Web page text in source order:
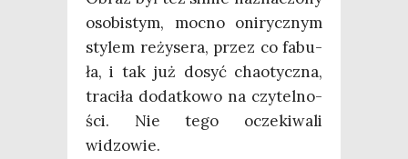
oso­bi­stym, moc­no oni­rycz­nym
sty­lem reży­se­ra, przez co fabu­
ła, i tak już dosyć cha­otycz­na,
tra­ci­ła dodat­ko­wo na czy­tel­no­
ści. Nie tego ocze­ki­wa­li
widzowie.